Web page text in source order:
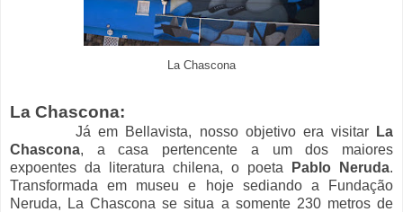
La Chascona
La Chascona:
Já em Bellavista, nosso objetivo era visitar
La
Chascona, a casa pertencente a um dos maiores
expoentes da literatura chilena, o poeta
Pablo Neruda.
Transformada em museu e hoje sediando a Fundação
Neruda, La Chascona se situa a somente 230 metros de